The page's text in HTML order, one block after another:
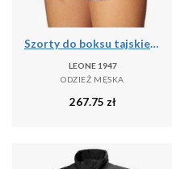
Szorty do boksu tajskiego Leone Bangkok
LEONE 1947
ODZIEŻ MĘSKA
267.75 zł